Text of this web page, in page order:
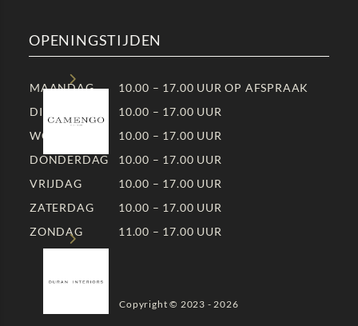
OPENINGSTIJDEN
MAANDAG
10.00 – 17.00 UUR OP AFSPRAAK
DINSDAG
10.00 – 17.00 UUR
WOENSDAG
10.00 – 17.00 UUR
DONDERDAG
10.00 – 17.00 UUR
VRIJDAG
10.00 – 17.00 UUR
ZATERDAG
10.00 – 17.00 UUR
ZONDAG
11.00 – 17.00 UUR
Copyright © 2023 - 2026